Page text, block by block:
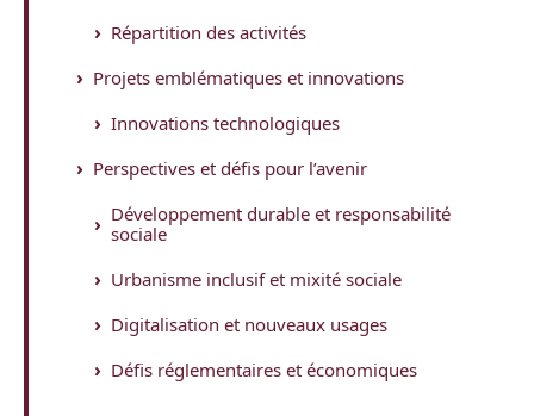
Répartition des activités
Projets emblématiques et innovations
Innovations technologiques
Perspectives et défis pour l’avenir
Développement durable et responsabilité
sociale
Urbanisme inclusif et mixité sociale
Digitalisation et nouveaux usages
Défis réglementaires et économiques